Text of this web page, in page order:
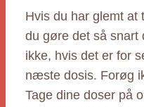
Hvis du har glemt at
du gøre det så snart
ikke, hvis det er for
næste dosis. Forøg
Tage dine doser på